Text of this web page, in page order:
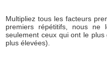
Multipliez tous les facteurs
premiers répétitifs, nous ne
seulement ceux qui ont le
plus élevées).